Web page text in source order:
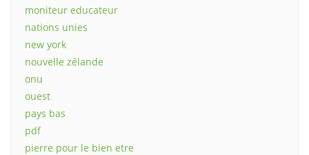
moniteur educateur
nations unies
new york
nouvelle zélande
onu
ouest
pays bas
pdf
pierre pour le bien etre